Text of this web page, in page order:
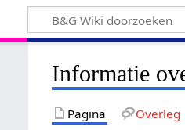
Informatie
Pagina Overleg